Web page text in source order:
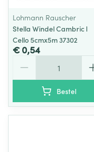
Lohmann Rauscher
Stella Windel Cambric l
Cello 5cmx5m 37302
€ 0,54
Bestel